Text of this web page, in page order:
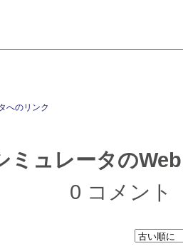
へのリンク
ミュレータの
0 コメント